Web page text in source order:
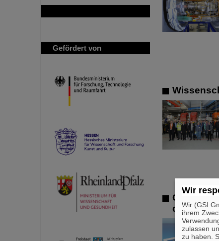
Gefördert von
Grüße
des
Wir
Wir (GSI
ihrem
zulassen
zu haben.